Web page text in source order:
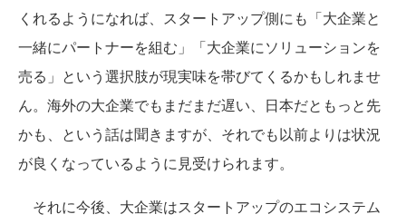
くれるようになれば、スタートアップ側にも「大企業と
一緒にパートナーを組む」「大企業にソリューションを
売る」という選択肢が現実味を帯びてくるかもしれませ
ん。海外の大企業でもまだまだ遅い、日本だともっと先
かも、という話は聞きますが、それでも以前よりは状況
が良くなっているように見受けられます。
それに今後、大企業はスタートアップのエコシステム